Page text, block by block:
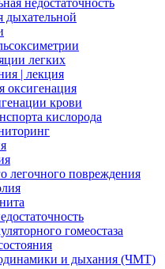
недостаточность
дыхательной
легких
| лекция
оксигенация
крови
кислорода
легочного повреждения
гомеостаза
и дыхания (ЧМТ)